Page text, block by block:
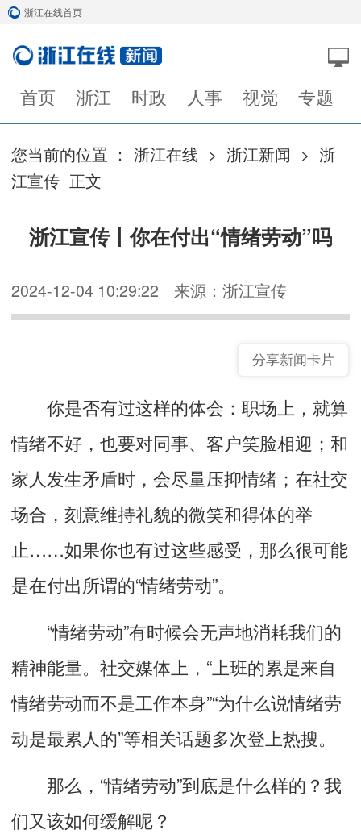
浙江在线首页
首页 浙江 时政 人事 视觉 专题
您当前的位置 ： 浙江在线 > 浙江新闻 > 浙
江宣传 正文
浙江宣传丨你在付出“情绪劳动”吗
2024-12-04 10:29:22 来源：浙江宣传
分享新闻卡片
你是否有过这样的体会：职场上，就算
情绪不好，也要对同事、客户笑脸相迎；和
家人发生矛盾时，会尽量压抑情绪；在社交
场合，刻意维持礼貌的微笑和得体的举
止……如果你也有过这些感受，那么很可能
是在付出所谓的“情绪劳动”。
“情绪劳动”有时候会无声地消耗我们的
精神能量。社交媒体上，“上班的累是来自
情绪劳动而不是工作本身”“为什么说情绪劳
动是最累人的”等相关话题多次登上热搜。
那么，“情绪劳动”到底是什么样的？我
们又该如何缓解呢？